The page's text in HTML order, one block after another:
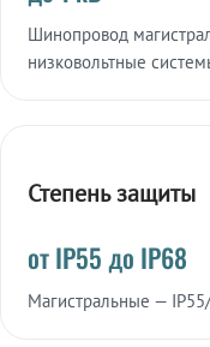
Шинопровод
низковольтные
Степень защиты
от IP55 до IP68
Магистральные —